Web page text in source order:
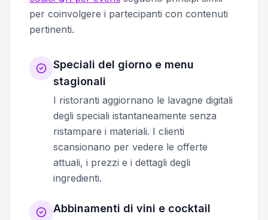
per coinvolgere i partecipanti con contenuti
pertinenti.
Speciali del giorno e menu
stagionali
I ristoranti aggiornano le lavagne digitali
degli speciali istantaneamente senza
ristampare i materiali. I clienti
scansionano per vedere le offerte
attuali, i prezzi e i dettagli degli
ingredienti.
Abbinamenti di vini e cocktail